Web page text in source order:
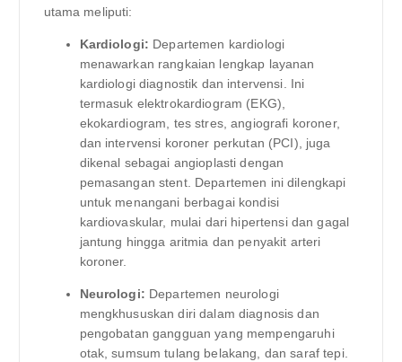
utama meliputi:
Kardiologi: Departemen kardiologi
menawarkan rangkaian lengkap layanan
kardiologi diagnostik dan intervensi. Ini
termasuk elektrokardiogram (EKG),
ekokardiogram, tes stres, angiografi koroner,
dan intervensi koroner perkutan (PCI), juga
dikenal sebagai angioplasti dengan
pemasangan stent. Departemen ini dilengkapi
untuk menangani berbagai kondisi
kardiovaskular, mulai dari hipertensi dan gagal
jantung hingga aritmia dan penyakit arteri
koroner.
Neurologi: Departemen neurologi
mengkhususkan diri dalam diagnosis dan
pengobatan gangguan yang mempengaruhi
otak, sumsum tulang belakang, dan saraf tepi.